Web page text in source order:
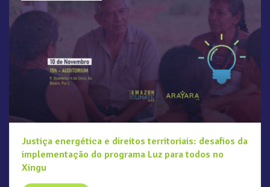
Justiça energética e direitos territoriais: desafios da
implementação do programa Luz para todos no
Xingu